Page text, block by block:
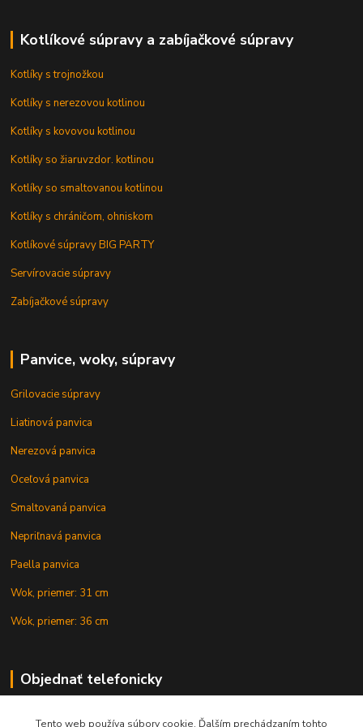
Kotlíkové súpravy a zabíjačkové súpravy
Kotlíky s trojnožkou
Kotlíky s nerezovou kotlinou
Kotlíky s kovovou kotlinou
Kotlíky so žiaruvzdor. kotlinou
Kotlíky so smaltovanou kotlinou
Kotlíky s chráničom, ohniskom
Kotlíkové súpravy BIG PARTY
Servírovacie súpravy
Zabíjačkové súpravy
Panvice, woky, súpravy
Grilovacie súpravy
Liatinová panvica
Nerezová panvica
Oceľová panvica
Smaltovaná panvica
Nepriľnavá panvica
Paella panvica
Wok, priemer: 31 cm
Wok, priemer: 36 cm
Objednať telefonicky
Tento web používa súbory cookie. Ďalším prechádzaním tohto